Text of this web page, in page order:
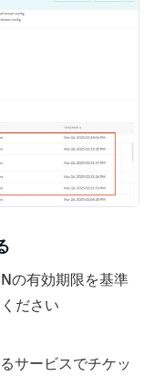
の有効期限を基準
ださい
サービスでチケッ